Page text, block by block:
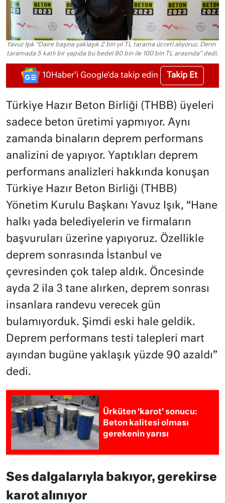
Yavuz Işık “Daire başına yaklaşık 2 bin yıl TL tarama ücreti alıyoruz. Derin
taramada 5 katlı bir yapıda bu bedel 80 bin ile 100 bin TL arasında” dedi.
10Haber'i Google'da takip edin Takip Et
Türkiye Hazır Beton Birliği (THBB) üyeleri
sadece beton üretimi yapmıyor. Aynı
zamanda binaların deprem performans
analizini de yapıyor. Yaptıkları deprem
performans analizleri hakkında konuşan
Türkiye Hazır Beton Birliği (THBB)
Yönetim Kurulu Başkanı Yavuz Işık, “Hane
halkı yada belediyelerin ve firmaların
başvuruları üzerine yapıyoruz. Özellikle
deprem sonrasında İstanbul ve
çevresinden çok talep aldık. Öncesinde
ayda 2 ila 3 tane alırken, deprem sonrası
insanlara randevu verecek gün
bulamıyorduk. Şimdi eski hale geldik.
Deprem performans testi talepleri mart
ayından bugüne yaklaşık yüzde 90 azaldı”
dedi.
Ürküten ‘karot’ sonucu:
Beton kalitesi olması
gerekenin yarısı
Ses dalgalarıyla bakıyor, gerekirse
karot alınıyor